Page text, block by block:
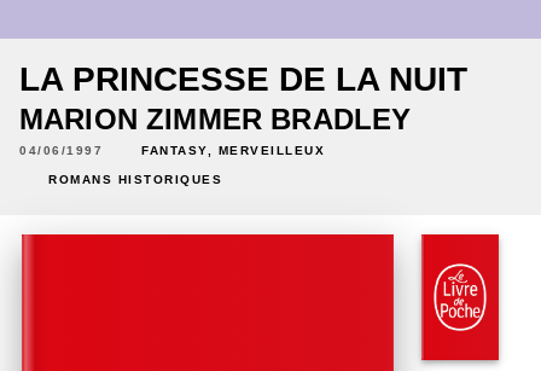
LA PRINCESSE DE LA NUIT
MARION ZIMMER BRADLEY
04/06/1997 FANTASY, MERVEILLEUX
ROMANS HISTORIQUES